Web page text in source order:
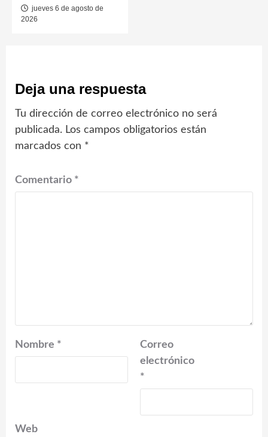
jueves 6 de agosto de
2026
Deja una respuesta
Tu dirección de correo electrónico no será
publicada. Los campos obligatorios están
marcados con *
Comentario *
Nombre *
Correo
electrónico
*
Web